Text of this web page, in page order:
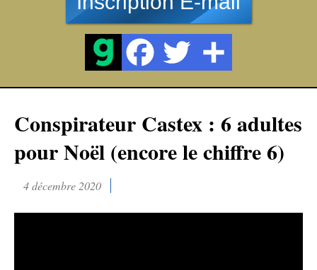
Conspirateur Castex : 6 adultes
pour Noël (encore le chiffre 6)
4 décembre 2020